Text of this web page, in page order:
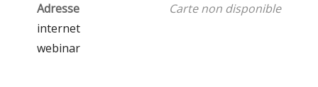
Carte non disponible
Adresse
internet
webinar